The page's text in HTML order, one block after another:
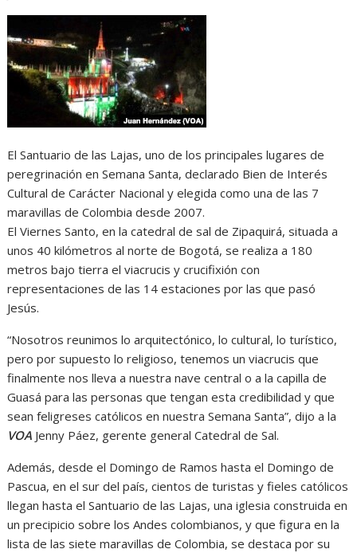
El Santuario de las Lajas, uno de los principales lugares de
peregrinación en Semana Santa, declarado Bien de Interés
Cultural de Carácter Nacional y elegida como una de las 7
maravillas de Colombia desde 2007.
El Viernes Santo, en la catedral de sal de Zipaquirá, situada a
unos 40 kilómetros al norte de Bogotá, se realiza a 180
metros bajo tierra el viacrucis y crucifixión con
representaciones de las 14 estaciones por las que pasó
Jesús.
“Nosotros reunimos lo arquitectónico, lo cultural, lo turístico,
pero por supuesto lo religioso, tenemos un viacrucis que
finalmente nos lleva a nuestra nave central o a la capilla de
Guasá para las personas que tengan esta credibilidad y que
sean feligreses católicos en nuestra Semana Santa”, dijo a la
VOA Jenny Páez, gerente general Catedral de Sal.
Además, desde el Domingo de Ramos hasta el Domingo de
Pascua, en el sur del país, cientos de turistas y fieles católicos
llegan hasta el Santuario de las Lajas, una iglesia construida en
un precipicio sobre los Andes colombianos, y que figura en la
lista de las siete maravillas de Colombia, se destaca por su